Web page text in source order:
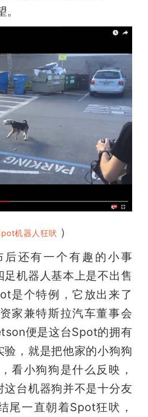
机器人狂吠 ）
还有一个有趣的小事
机器人基本上是不出售
是个特例，它放出来了
家兼特斯拉汽车董事会
便是这台Spot的拥有
，就是把他家的小狗狗
看小狗狗是什么反映，
台机器狗并不是十分友
尾一直朝着Spot狂吠，